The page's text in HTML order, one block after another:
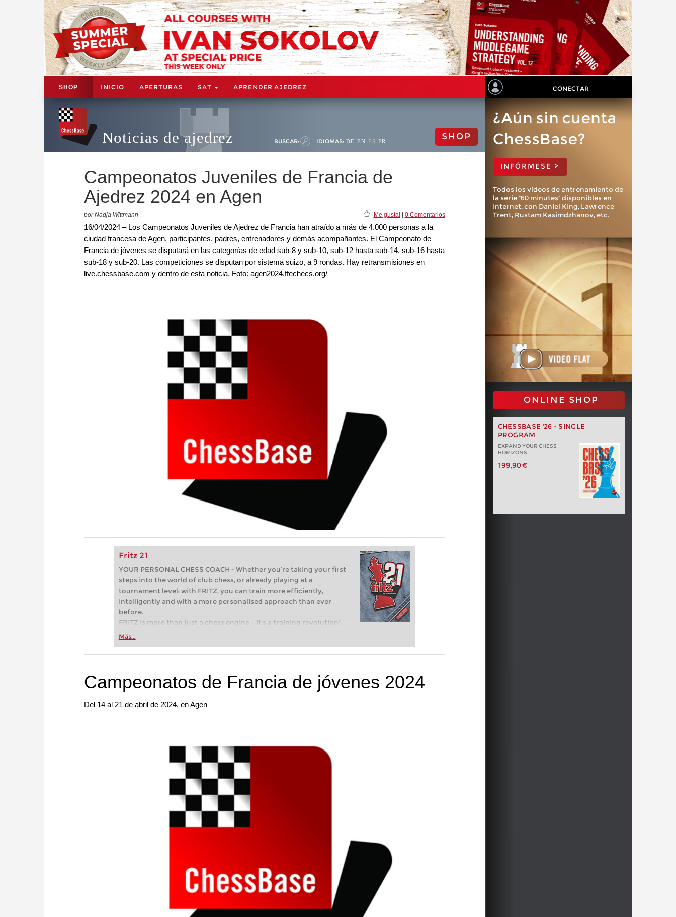
SHOP INICIO APERTURAS SAT APRENDER AJEDREZ CONECTAR
Noticias de ajedrez BUSCAR: IDIOMAS: DE EN ES FR SHOP
Campeonatos Juveniles de Francia de
Ajedrez 2024 en Agen
por Nadja Wittmann Me gusta!| 0 Comentarios
16/04/2024 – Los Campeonatos Juveniles de Ajedrez de Francia han atraído a más de 4.000 personas a la
ciudad francesa de Agen, participantes, padres, entrenadores y demás acompañantes. El Campeonato de
Francia de jóvenes se disputará en las categorías de edad sub-8 y sub-10, sub-12 hasta sub-14, sub-16 hasta
sub-18 y sub-20. Las competiciones se disputan por sistema suizo, a 9 rondas. Hay retransmisiones en
live.chessbase.com y dentro de esta noticia. Foto: agen2024.ffechecs.org/
Fritz 21
YOUR PERSONAL CHESS COACH - Whether you’re taking your first
steps into the world of club chess, or already playing at a
tournament level: with FRITZ, you can train more efficiently,
intelligently and with a more personalised approach than ever
before.
FRITZ is more than just a chess engine – it’s a training revolution!
Whether you’re taking your first steps into the world of club chess,
more efficiently, intelligently and with a more personalised
Más...
¿Aún sin cuenta
ChessBase?
INFÓRMESE >
Todos los vídeos de entrenamiento de
la serie "60 minutes" disponibles en
Internet, con Daniel King, Lawrence
Trent, Rustam Kasimdzhanov, etc.
ONLINE SHOP
CHESSBASE '26 - SINGLE
PROGRAM
EXPAND YOUR CHESS
HORIZONS
199,90 €
Campeonatos de Francia de jóvenes 2024
Del 14 al 21 de abril de 2024, en Agen